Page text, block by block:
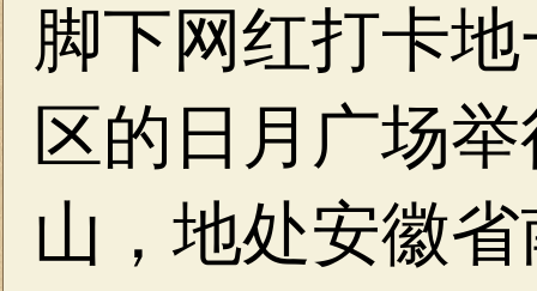
脚下网红打卡
区的日月广场
山，地处安徽